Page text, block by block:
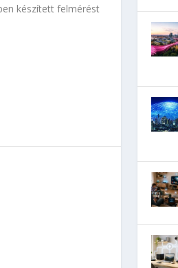
készített felmérést